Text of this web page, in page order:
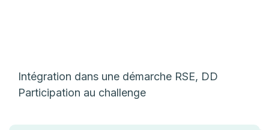
Intégration dans une démarche RSE, DD
Participation au challenge